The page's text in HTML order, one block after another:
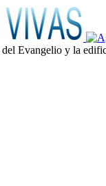
Evangelio y la